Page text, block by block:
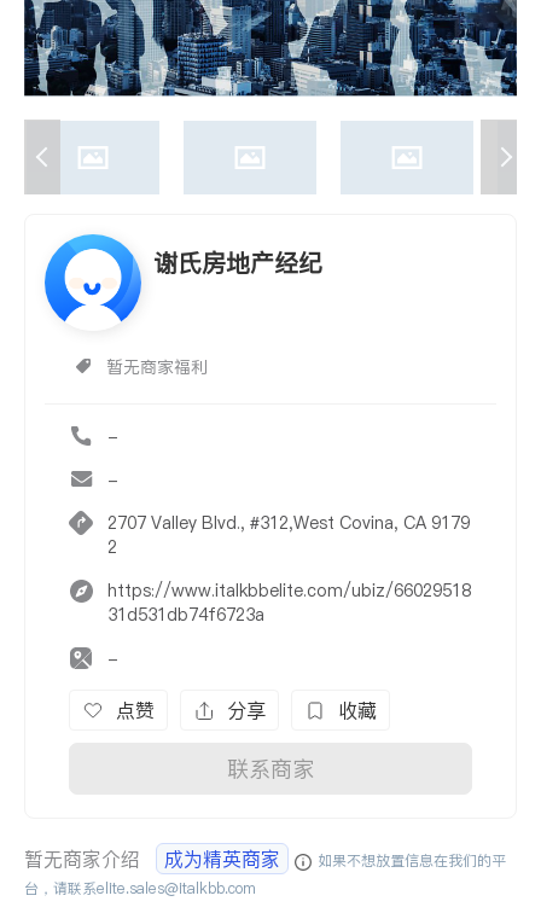
谢氏房地产经纪
暂无商家福利
-
-
2707 Valley Blvd., #312,West Covina, CA 9179
2
https://www.italkbbelite.com/ubiz/66029518
31d531db74f6723a
-
点赞 分享 收藏
联系商家
暂无商家介绍 成为精英商家
如果不想放置信息在我们的平
台，请联系elite.sales@italkbb.com